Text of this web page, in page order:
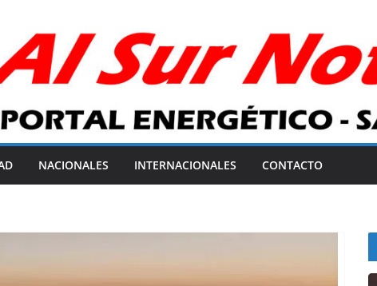
NACIONALES INTERNACIONALES CONTACTO